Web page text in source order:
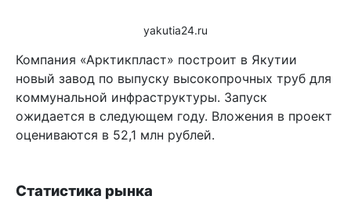
yakutia24.ru
Компания «Арктикпласт» построит в Якутии
новый завод по выпуску высокопрочных труб для
коммунальной инфраструктуры. Запуск
ожидается в следующем году. Вложения в проект
оцениваются в 52,1 млн рублей.
Статистика рынка